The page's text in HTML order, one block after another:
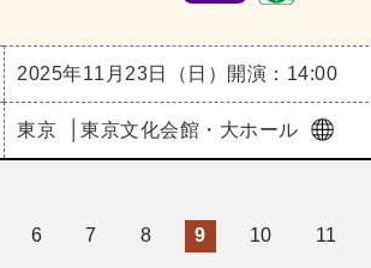
2025年11月23日（日） 開演：14:00
東京 東京文化会館・大ホール
6 7 8 9 10 11